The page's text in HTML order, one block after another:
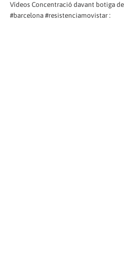
Vídeos Concentració davant botiga
#barcelona #resistenciamovistar :